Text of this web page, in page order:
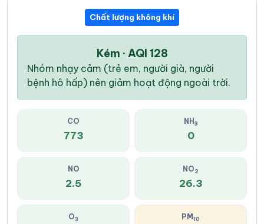
Chất lượng không khí
Kém · AQI 128
Nhóm nhạy cảm (trẻ em, người già, người
bệnh hô hấp) nên giảm hoạt động ngoài trời.
CO
773
NH 3
0
NO
2.5
NO2
26.3
O3 PM10